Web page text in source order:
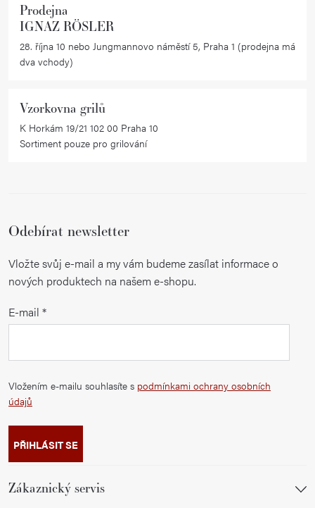
u
Prodejna
IGNAZ RÖSLER
28. října 10 nebo Jungmannovo náměstí 5, Praha 1 (prodejna má
dva vchody)
Vzorkovna grilů
K Horkám 19/21 102 00 Praha 10
Sortiment pouze pro grilování
Odebírat newsletter
Vložte svůj e-mail a my vám budeme zasílat informace o
nových produktech na našem e-shopu.
E-mail
Vložením e-mailu souhlasíte s podmínkami ochrany osobních
údajů
PŘIHLÁSIT SE
Zákaznický servis